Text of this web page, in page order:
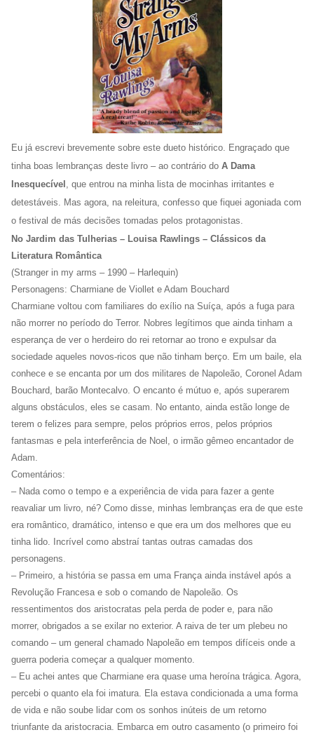
Eu já escrevi brevemente sobre este dueto histórico. Engraçado que
tinha boas lembranças deste livro – ao contrário do A Dama
Inesquecível
, que entrou na minha lista de mocinhas irritantes e
detestáveis. Mas agora, na releitura, confesso que fiquei agoniada com
o festival de más decisões tomadas pelos protagonistas.
No Jardim das Tulherias – Louisa Rawlings – Clássicos da
Literatura Romântica
(Stranger in my arms – 1990 – Harlequin)
Personagens: Charmiane de Viollet e Adam Bouchard
Charmiane voltou com familiares do exílio na Suíça, após a fuga para
não morrer no período do Terror. Nobres legítimos que ainda tinham a
esperança de ver o herdeiro do rei retornar ao trono e expulsar da
sociedade aqueles novos-ricos que não tinham berço. Em um baile, ela
conhece e se encanta por um dos militares de Napoleão, Coronel Adam
Bouchard, barão Montecalvo. O encanto é mútuo e, após superarem
alguns obstáculos, eles se casam. No entanto, ainda estão longe de
terem o felizes para sempre, pelos próprios erros, pelos próprios
fantasmas e pela interferência de Noel, o irmão gêmeo encantador de
Adam.
Comentários:
– Nada como o tempo e a experiência de vida para fazer a gente
reavaliar um livro, né? Como disse, minhas lembranças era de que este
era romântico, dramático, intenso e que era um dos melhores que eu
tinha lido. Incrível como abstraí tantas outras camadas dos
personagens.
– Primeiro, a história se passa em uma França ainda instável após a
Revolução Francesa e sob o comando de Napoleão. Os
ressentimentos dos aristocratas pela perda de poder e, para não
morrer, obrigados a se exilar no exterior. A raiva de ter um plebeu no
comando – um general chamado Napoleão em tempos difíceis onde a
guerra poderia começar a qualquer momento.
– Eu achei antes que Charmiane era quase uma heroína trágica. Agora,
percebi o quanto ela foi imatura. Ela estava condicionada a uma forma
de vida e não soube lidar com os sonhos inúteis de um retorno
triunfante da aristocracia. Embarca em outro casamento (o primeiro foi